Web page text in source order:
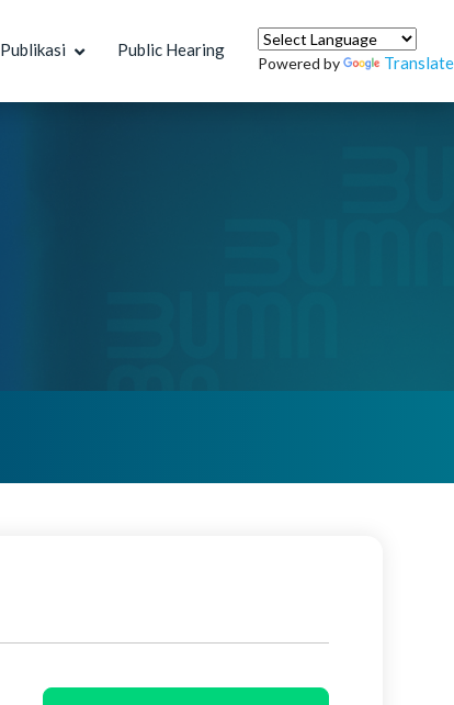
Publikasi Public Hearing
Powered by Translate